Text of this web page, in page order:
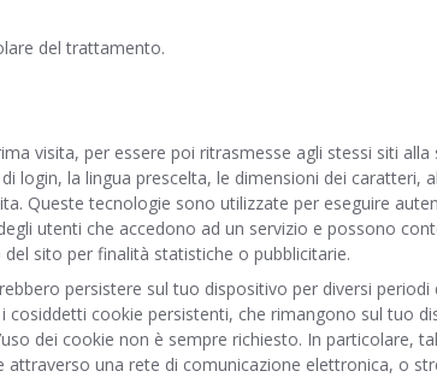
del trattamento.
visita, per essere poi ritrasmesse agli stessi siti alla
login, la lingua prescelta, le dimensioni dei caratteri,
Queste tecnologie sono utilizzate per eseguire
utenti che accedono ad un servizio e possono
sito per finalità statistiche o pubblicitarie.
persistere sul tuo dispositivo per diversi periodi
cookie persistenti, che rimangono sul tuo
dei cookie non è sempre richiesto. In particolare,
una rete di comunicazione elettronica, o